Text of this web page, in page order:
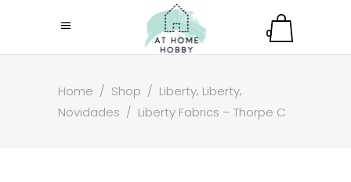
0
Home / Shop / Liberty, Liberty,
Novidades / Liberty Fabrics – Thorpe C